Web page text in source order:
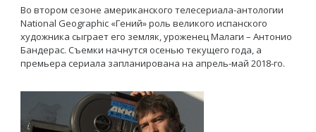
Во втором сезоне американского телесериала-антологии
National Geographic «Гений» роль великого испанского
художника сыграет его земляк, уроженец Малаги – Антонио
Бандераc. Съемки начнутся осенью текущего года, а
премьера сериала запланирована на апрель-май 2018-го.